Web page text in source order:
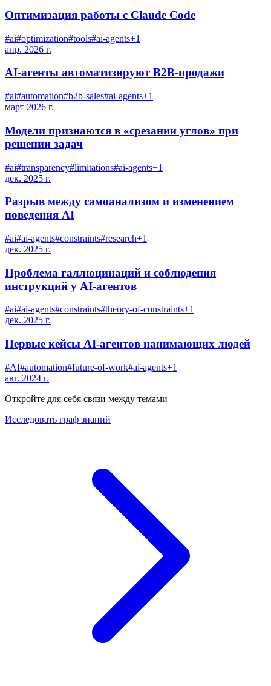
Оптимизация работы с Claude Code
#ai#optimization#tools#ai-agents+1
апр. 2026 г.
AI-агенты автоматизируют B2B-продажи
#ai#automation#b2b-sales#ai-agents+1
март 2026 г.
Модели признаются в «срезании углов» при
решении задач
#ai#transparency#limitations#ai-agents+1
дек. 2025 г.
Разрыв между самоанализом и изменением
поведения AI
#ai#ai-agents#constraints#research+1
дек. 2025 г.
Проблема галлюцинаций и соблюдения
инструкций у AI-агентов
#ai#ai-agents#constraints#theory-of-constraints+1
дек. 2025 г.
Первые кейсы AI-агентов нанимающих людей
#AI#automation#future-of-work#ai-agents+1
авг. 2024 г.
Откройте для себя связи между темами
Исследовать граф знаний